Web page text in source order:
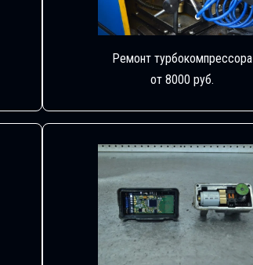
Ремонт турбокомпрессора
от 8000 руб.